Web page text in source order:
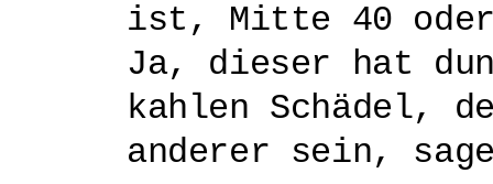
ist, Mitte 40 oder
Ja, dieser hat
kahlen Schädel,
anderer sein,